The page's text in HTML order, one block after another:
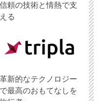
信頼の技術と情熱で支
える
革新的なテクノロジー
で最高のおもてなしを